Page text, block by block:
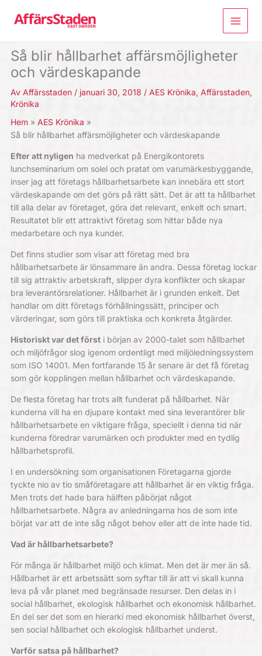
Så blir hållbarhet affärsmöjligheter
och värdeskapande
Av Affärsstaden / januari 30, 2018 / AES Krönika, Affärsstaden,
Krönika
Hem
AES Krönika
Så blir hållbarhet affärsmöjligheter och värdeskapande
Efter att nyligen ha medverkat på Energikontorets
lunchseminarium om solel och pratat om varumärkesbyggande,
inser jag att företags hållbarhetsarbete kan innebära ett stort
värdeskapande om det görs på rätt sätt. Det är att ta hållbarhet
till alla delar av företaget, göra det relevant, enkelt och smart.
Resultatet blir ett attraktivt företag som hittar både nya
medarbetare och nya kunder.
Det finns studier som visar att företag med bra
hållbarhetsarbete är lönsammare än andra. Dessa företag lockar
till sig attraktiv arbetskraft, slipper dyra konflikter och skapar
bra leverantörsrelationer. Hållbarhet är i grunden enkelt. Det
handlar om ditt företags förhållningssätt, principer och
värderingar, som görs till praktiska och konkreta åtgärder.
Historiskt var det försti början av 2000-talet som hållbarhet
och miljöfrågor slog igenom ordentligt med miljöledningssystem
som ISO 14001. Men fortfarande 15 år senare är det få företag
som gör kopplingen mellan hållbarhet och värdeskapande.
De flesta företag har trots allt funderat på hållbarhet. När
kunderna vill ha en djupare kontakt med sina leverantörer blir
hållbarhetsarbete en viktigare fråga, speciellt i denna tid när
kunderna föredrar varumärken och produkter med en tydlig
hållbarhetsprofil.
I en undersökning som organisationen Företagarna gjorde
tyckte nio av tio småföretagare att hållbarhet är en viktig fråga.
Men trots det hade bara hälften påbörjat något
hållbarhetsarbete. Några av anledningarna hos de som inte
börjat var att de inte såg något behov eller att de inte hade tid.
Vad är hållbarhetsarbete?
För många är hållbarhet miljö och klimat. Men det är mer än så.
Hållbarhet är ett arbetssätt som syftar till är att vi skall kunna
leva på vår planet med begränsade resurser. Den delas in i
social hållbarhet, ekologisk hållbarhet och ekonomisk hållbarhet.
En del ser det som en hierarki med ekonomisk hållbarhet överst,
sen social hållbarhet och ekologisk hållbarhet underst.
Varför satsa på hållbarhet?